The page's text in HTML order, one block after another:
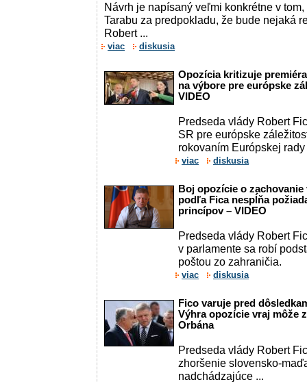
Návrh je napísaný veľmi konkrétne v
Tarabu za predpokladu, že bude nejaká
Robert ...
viac diskusia
Opozícia kritizuje
na výbore pre európske
VIDEO
Predseda vlády Robert
SR pre európske
rokovaním Európskej rady
viac diskusia
Boj opozície o
podľa Fica nespĺňa
princípov – VIDEO
Predseda vlády Robert
v parlamente sa robí
poštou zo zahraničia.
viac diskusia
Fico varuje pred
Výhra opozície vraj môže
Orbána
Predseda vlády Robert
zhoršenie slovensko-
nadchádzajúce ...